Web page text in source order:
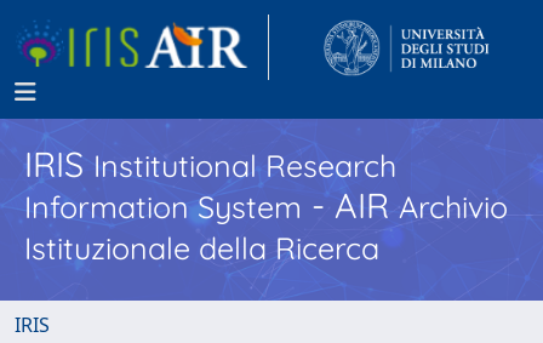
IRISInstitutional Research
Information System - AIR Archivio
Istituzionale della Ricerca
IRIS